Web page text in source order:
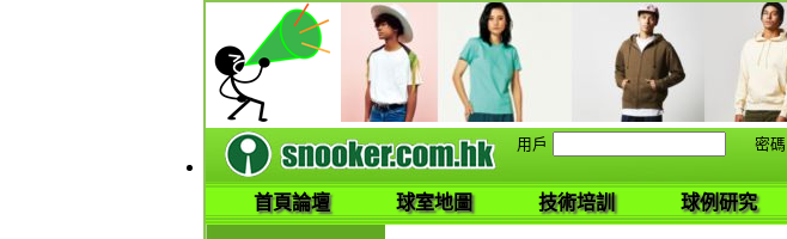
用戶 密碼
首頁論壇 球室地圖 技術培訓 球例研究